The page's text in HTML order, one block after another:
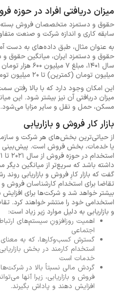
میزان دریافتی افراد در حوزه
حقوق و دستمزد متخصصان فروش بسته
سابقه کاری و اندازه شرکت و صنعت
به عنوان مثال، طبق داده‌های به دست
حقوق و دستمزد ایران، میانگین حقوق
میلیون تومان (کمترین) تا ۲۰ میلیون تومان (بیشترین) متغیر است.
این امکان وجود دارد که با بالا رفتن
میزان دریافتی آن نیز بیشتر شود. این
مسکن، حمل و نقل و سایر مزایا می‌شود.
بازار کار فروش و بازاریابی
از حیاتی‌ترین بخش‌های هر شرکت و
یا خدمات، بخش فروش است. پیش‌بینی
داشته باشد که سریع‌تر از میانگین
گفت که بازار کارِ فروش و بازاریابی
تقاضا برای استخدام کارشناسان فروش
بیشتر خواهد شد و شرکت‌ها برای
استخدامی خود را منتشر خواهند کرد.
و بازاریابی به دلیل موارد زیر زیاد است:
اهمیت روزافزونِ سیستم‌های
اجتماعی
گسترش کسب‌وکارها، که به معنای
استخدام کارمند در بخش
خدمات است
گردش مالی نسبتاً بالا در
فروش و بازاریابی، زیرا آنها
افزایش دهند و پاداش بگیرند.